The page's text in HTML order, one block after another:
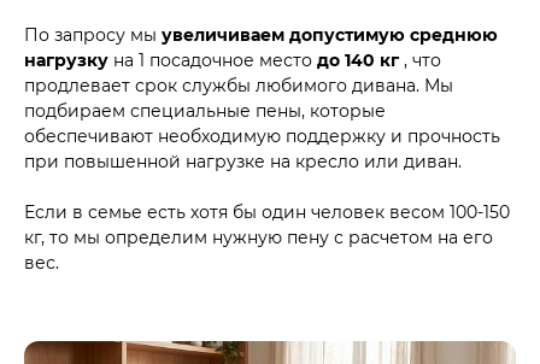
По запросу мы увеличиваем допустимую среднюю
нагрузку на 1 посадочное место до 140 кг , что
продлевает срок службы любимого дивана. Мы
подбираем специальные пены, которые
обеспечивают необходимую поддержку и прочность
при повышенной нагрузке на кресло или диван.
Если в семье есть хотя бы один человек весом 100-150
кг, то мы определим нужную пену с расчетом на его
вес.